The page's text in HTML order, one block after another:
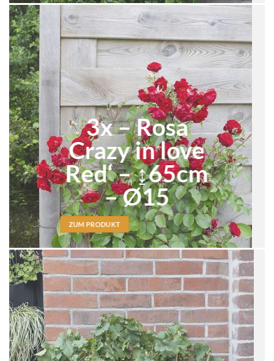
3x – Rosa
Crazy in love
Red‘ – ↨65cm
– Ø15
ZUM PRODUKT